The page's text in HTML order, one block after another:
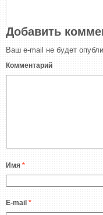
Добавить
Ваш e-mail не будет
Комментарий
Имя *
E-mail *